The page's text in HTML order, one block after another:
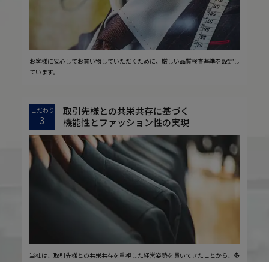
お客様に安心してお買い物していただくために、厳しい品質検査基準を設定し
ています。
こだわり
3
取引先様との共栄共存に基づく
機能性とファッション性の実現
当社は、取引先様との共栄共存を重視した経営姿勢を貫いてきたことから、多